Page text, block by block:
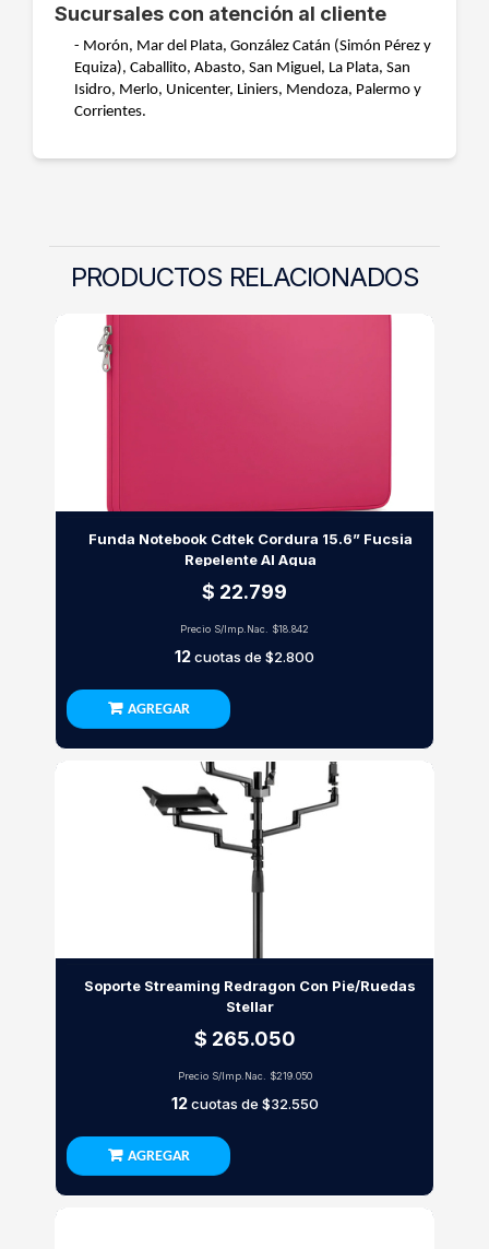
Sucursales con atención al cliente
- Morón, Mar del Plata, González Catán (Simón Pérez y
Equiza), Caballito, Abasto, San Miguel, La Plata, San
Isidro, Merlo, Unicenter, Liniers, Mendoza, Palermo y
Corrientes.
PRODUCTOS RELACIONADOS
Funda Notebook Cdtek Cordura 15.6” Fucsia
Repelente Al Agua
$ 22.799
Precio S/Imp.Nac. $18.842
12cuotas de $2.800
AGREGAR
Soporte Streaming Redragon Con Pie/Ruedas
Stellar
$ 265.050
Precio S/Imp.Nac. $219.050
12cuotas de $32.550
AGREGAR